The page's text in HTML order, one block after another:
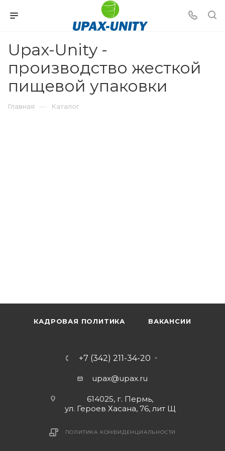
Upax-Unity -
производство жесткой
пищевой упаковки
Главная — Каталог
КАДРОВАЯ ПОЛИТИКА ВАКАНСИИ
+7 (342) 211-34-20
upax@upax.ru
614025, г. Пермь,
ул. Героев Хасана, 76, лит Щ
ПОЛИТИКА КОНФИДЕНЦИАЛЬНОСТИ